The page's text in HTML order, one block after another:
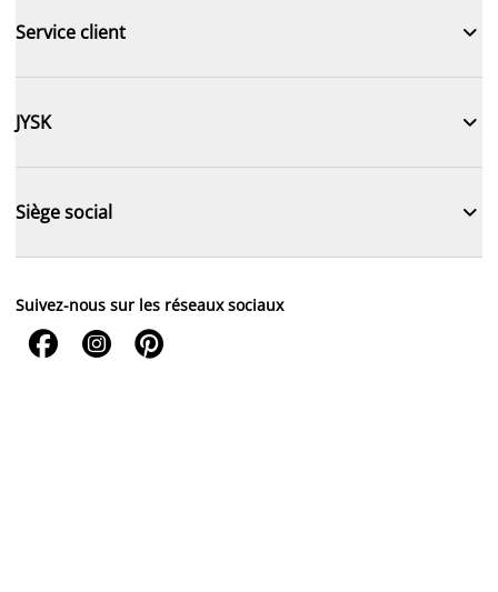
Service client 
JYSK 
Siège social 
Suivez-nous sur les réseaux sociaux
  